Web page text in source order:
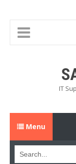
IT
Menu